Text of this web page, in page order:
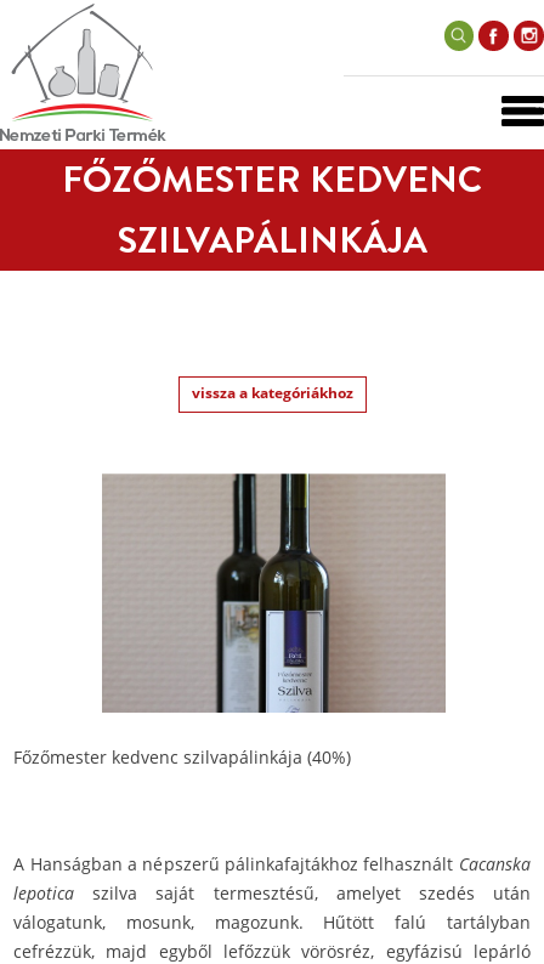
FŐZŐMESTER KEDVENC
SZILVAPÁLINKÁJA
vissza a kategóriákhoz
Főzőmester kedvenc szilvapálinkája (40%)
A Hanságban a népszerű pálinkafajtákhoz felhasznált Cacanska
lepotica szilva saját termesztésű, amelyet szedés után
válogatunk, mosunk, magozunk. Hűtött falú tartályban
cefrézzük, majd egyből lefőzzük vörösréz, egyfázisú lepárló